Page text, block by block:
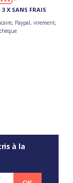
X SANS FRAIS
Paypal, virement,
chèque
à la